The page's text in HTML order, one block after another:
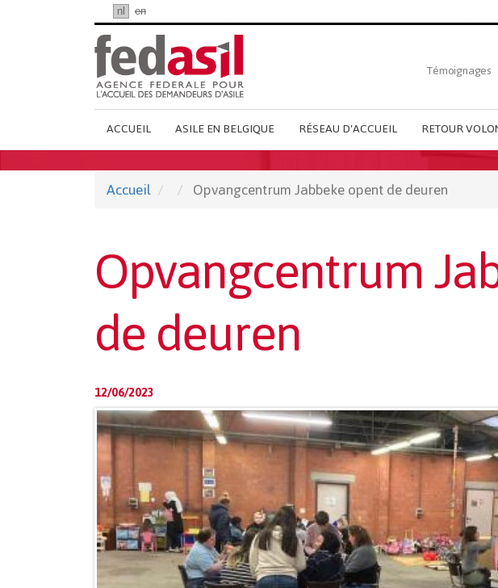
nl en
Top
French
menu
Témoignages
Main
French
Menu
ACCUEIL ASILE EN BELGIQUE RÉSEAU D'ACCUEIL RETOUR
Accueil Opvangcentrum Jabbeke opent de deuren
Opvangcentrum
de deuren
12/06/2023